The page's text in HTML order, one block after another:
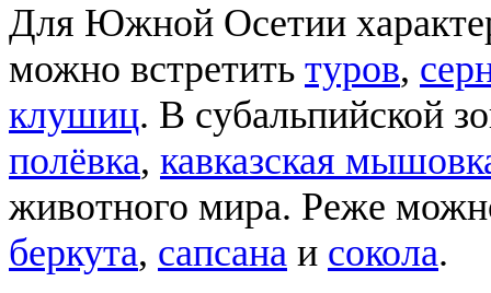
Для Южной Осетии
можно встретить туров,
клушиц. В субальпийской
полёвка, кавказская
животного мира. Реже
беркута, сапсана и сокола.